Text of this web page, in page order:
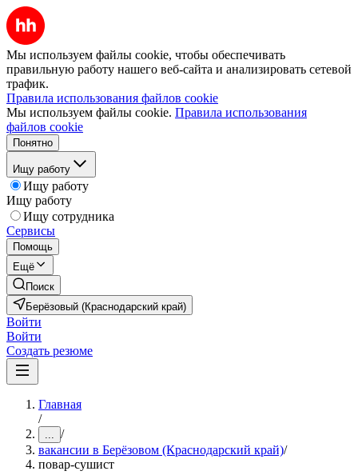
Мы используем файлы cookie, чтобы обеспечивать
правильную работу нашего веб-сайта и анализировать сетевой
трафик.
Правила использования файлов cookie
Мы используем файлы cookie. Правила использования
файлов cookie
Понятно
Ищу работу
Ищу работу
Ищу работу
Ищу сотрудника
Сервисы
Помощь
Ещё
Поиск
Берёзовый (Краснодарский край)
Войти
Войти
Создать резюме
Главная
/
... /
вакансии в Берёзовом (Краснодарский край)/
повар-сушист